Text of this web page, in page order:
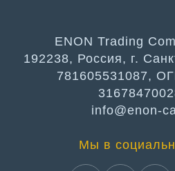
ENON Trading
192238, Россия, г.
781605531087,
info@enon-
Мы в